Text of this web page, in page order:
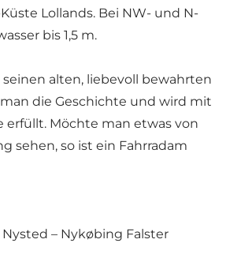
Lollands. Bei NW- und N-
bis 1,5 m.
alten, liebevoll bewahrten
die Geschichte und wird mit
erfüllt. Möchte man etwas von
sehen, so ist ein Fahrradam
Nysted – Nykøbing Falster